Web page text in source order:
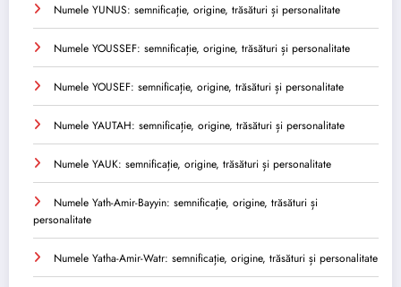
Numele YUNUS: semnificație, origine, trăsături și personalitate
Numele YOUSSEF: semnificație, origine, trăsături și personalitate
Numele YOUSEF: semnificație, origine, trăsături și personalitate
Numele YAUTAH: semnificație, origine, trăsături și personalitate
Numele YAUK: semnificație, origine, trăsături și personalitate
Numele Yath-Amir-Bayyin: semnificație, origine, trăsături și
personalitate
Numele Yatha-Amir-Watr: semnificație, origine, trăsături și personalitate